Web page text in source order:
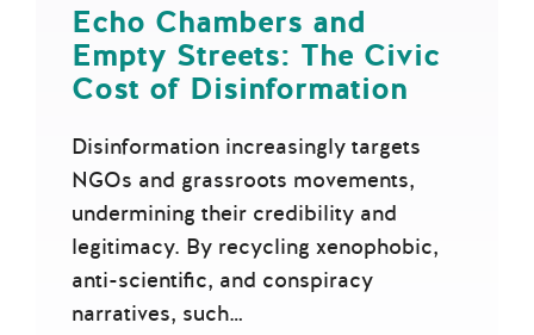
Echo Chambers and
Empty Streets: The Civic
Cost of Disinformation
Disinformation increasingly targets
NGOs and grassroots movements,
undermining their credibility and
legitimacy. By recycling xenophobic,
anti-scientific, and conspiracy
narratives, such…